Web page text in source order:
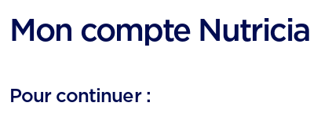
Mon compte Nutricia
Pour continuer :